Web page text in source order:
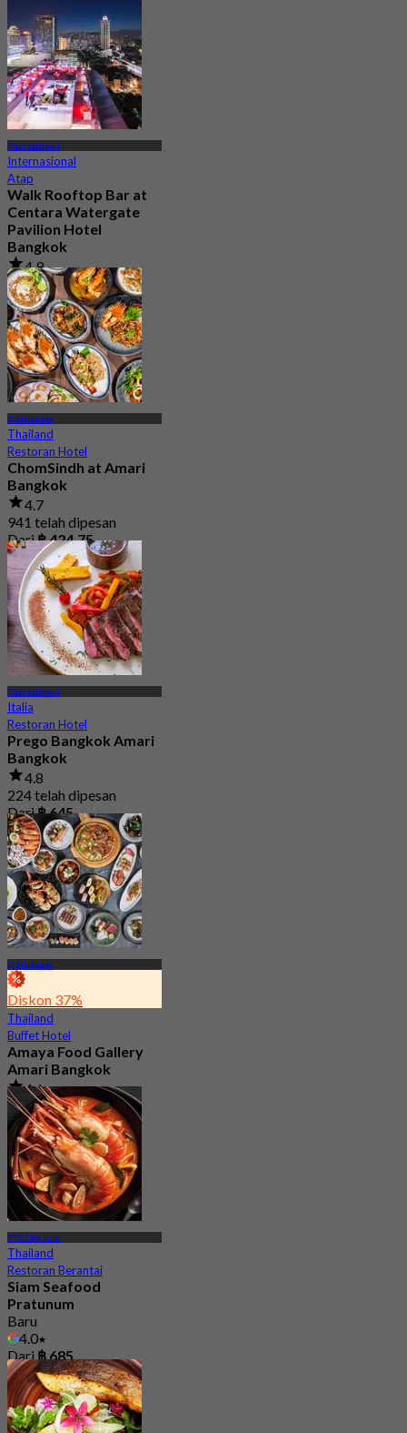
Dari ฿ 1,299
Ratchathewi
Internasional
Atap
Walk Rooftop Bar at
Centara Watergate
Pavilion Hotel
Bangkok
4.9
601 telah dipesan
Dari฿ 475
Pratunaam
Thailand
Restoran Hotel
ChomSindh at Amari
Bangkok
4.7
941 telah dipesan
Dari฿ 424.75
Ratchathewi
Italia
Restoran Hotel
Prego Bangkok Amari
Bangkok
4.8
224 telah dipesan
Dari฿ 645
Pratunaam
Diskon 37%
Thailand
Buffet Hotel
Amaya Food Gallery
Amari Bangkok
4.6
5K telah dipesan
Dari฿ 999
BTS Chit Lom
Thailand
Restoran Berantai
Siam Seafood
Pratunum
Baru
4.0
Dari ฿ 685